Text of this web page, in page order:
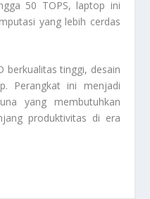
50 TOPS, laptop ini
yang lebih cerdas
berkualitas tinggi, desain
Perangkat ini menjadi
yang membutuhkan
produktivitas di era